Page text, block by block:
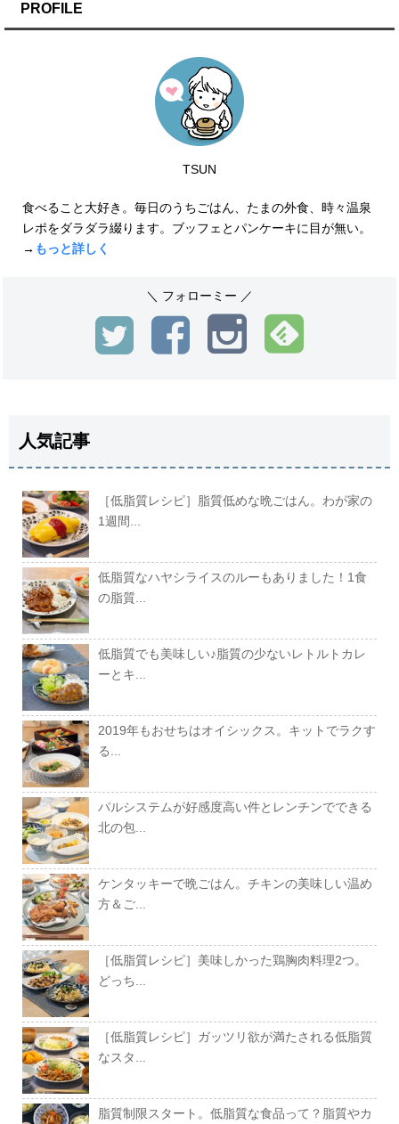
PROFILE
TSUN
食べること大好き。毎日のうちごはん、たまの外食、時々温泉
レポをダラダラ綴ります。ブッフェとパンケーキに目が無い。
→ もっと詳しく
＼ フォローミー ／
人気記事
［低脂質レシピ］脂質低めな晩ごはん。わが家の
1週間...
低脂質なハヤシライスのルーもありました！1食
の脂質...
低脂質でも美味しい♪脂質の少ないレトルトカレ
ーとキ...
2019年もおせちはオイシックス。キットでラクす
る...
パルシステムが好感度高い件とレンチンでできる
北の包...
ケンタッキーで晩ごはん。チキンの美味しい温め
方＆ご...
［低脂質レシピ］美味しかった鶏胸肉料理2つ。
どっち...
［低脂質レシピ］ガッツリ欲が満たされる低脂質
なスタ...
脂質制限スタート。低脂質な食品って？脂質やカ